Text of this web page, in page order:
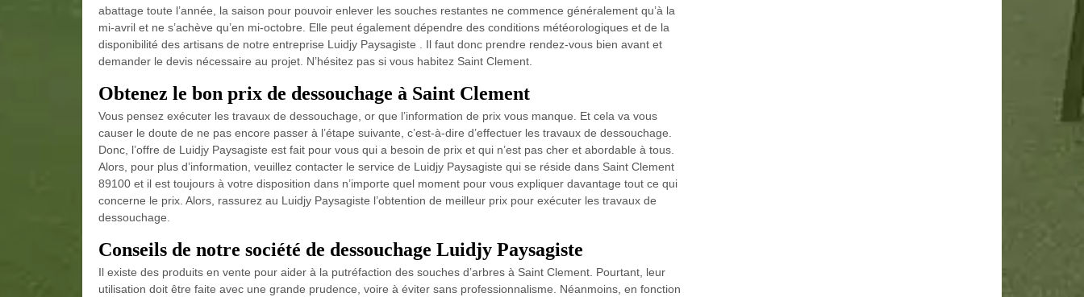
abattage toute l’année, la saison pour pouvoir enlever les souches restantes ne commence généralement qu’à la
mi-avril et ne s’achève qu’en mi-octobre. Elle peut également dépendre des conditions météorologiques et de la
disponibilité des artisans de notre entreprise Luidjy Paysagiste . Il faut donc prendre rendez-vous bien avant et
demander le devis nécessaire au projet. N’hésitez pas si vous habitez Saint Clement.
Obtenez le bon prix de dessouchage à Saint Clement
Vous pensez exécuter les travaux de dessouchage, or que l’information de prix vous manque. Et cela va vous
causer le doute de ne pas encore passer à l’étape suivante, c’est-à-dire d’effectuer les travaux de dessouchage.
Donc, l’offre de Luidjy Paysagiste est fait pour vous qui a besoin de prix et qui n’est pas cher et abordable à tous.
Alors, pour plus d’information, veuillez contacter le service de Luidjy Paysagiste qui se réside dans Saint Clement
89100 et il est toujours à votre disposition dans n’importe quel moment pour vous expliquer davantage tout ce qui
concerne le prix. Alors, rassurez au Luidjy Paysagiste l’obtention de meilleur prix pour exécuter les travaux de
dessouchage.
Conseils de notre société de dessouchage Luidjy Paysagiste
Il existe des produits en vente pour aider à la putréfaction des souches d’arbres à Saint Clement. Pourtant, leur
utilisation doit être faite avec une grande prudence, voire à éviter sans professionnalisme. Néanmoins, en fonction